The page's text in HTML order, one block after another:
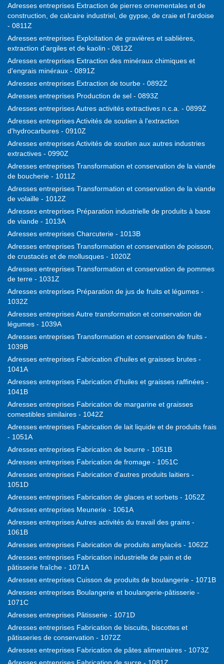
Adresses entreprises Extraction de pierres ornementales et de
construction, de calcaire industriel, de gypse, de craie et l'ardoise
- 0811Z
Adresses entreprises Exploitation de gravières et sablières,
extraction d’argiles et de kaolin - 0812Z
Adresses entreprises Extraction des minéraux chimiques et
d'engrais minéraux - 0891Z
Adresses entreprises Extraction de tourbe - 0892Z
Adresses entreprises Production de sel - 0893Z
Adresses entreprises Autres activités extractives n.c.a. - 0899Z
Adresses entreprises Activités de soutien à l'extraction
d'hydrocarbures - 0910Z
Adresses entreprises Activités de soutien aux autres industries
extractives - 0990Z
Adresses entreprises Transformation et conservation de la viande
de boucherie - 1011Z
Adresses entreprises Transformation et conservation de la viande
de volaille - 1012Z
Adresses entreprises Préparation industrielle de produits à base
de viande - 1013A
Adresses entreprises Charcuterie - 1013B
Adresses entreprises Transformation et conservation de poisson,
de crustacés et de mollusques - 1020Z
Adresses entreprises Transformation et conservation de pommes
de terre - 1031Z
Adresses entreprises Préparation de jus de fruits et légumes -
1032Z
Adresses entreprises Autre transformation et conservation de
légumes - 1039A
Adresses entreprises Transformation et conservation de fruits -
1039B
Adresses entreprises Fabrication d'huiles et graisses brutes -
1041A
Adresses entreprises Fabrication d'huiles et graisses raffinées -
1041B
Adresses entreprises Fabrication de margarine et graisses
comestibles similaires - 1042Z
Adresses entreprises Fabrication de lait liquide et de produits frais
- 1051A
Adresses entreprises Fabrication de beurre - 1051B
Adresses entreprises Fabrication de fromage - 1051C
Adresses entreprises Fabrication d'autres produits laitiers -
1051D
Adresses entreprises Fabrication de glaces et sorbets - 1052Z
Adresses entreprises Meunerie - 1061A
Adresses entreprises Autres activités du travail des grains -
1061B
Adresses entreprises Fabrication de produits amylacés - 1062Z
Adresses entreprises Fabrication industrielle de pain et de
pâtisserie fraîche - 1071A
Adresses entreprises Cuisson de produits de boulangerie - 1071B
Adresses entreprises Boulangerie et boulangerie-pâtisserie -
1071C
Adresses entreprises Pâtisserie - 1071D
Adresses entreprises Fabrication de biscuits, biscottes et
pâtisseries de conservation - 1072Z
Adresses entreprises Fabrication de pâtes alimentaires - 1073Z